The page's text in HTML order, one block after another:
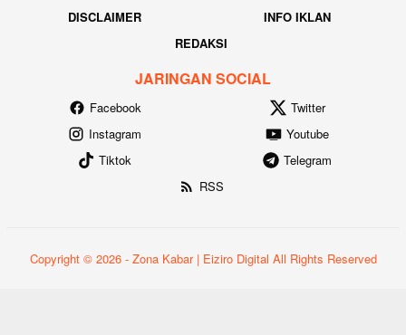
DISCLAIMER
INFO IKLAN
REDAKSI
JARINGAN SOCIAL
Facebook
Twitter
Instagram
Youtube
Tiktok
Telegram
RSS
Copyright © 2026 - Zona Kabar | Eiziro Digital All Rights Reserved